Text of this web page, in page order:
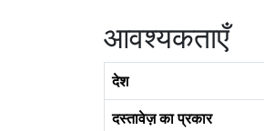
आवश्यकताएँ
देश
दस्तावेज़ का प्रकार